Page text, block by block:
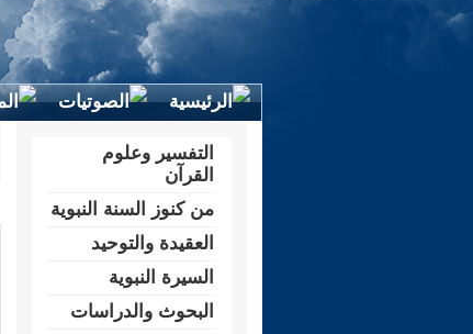
التفسير وعلوم
القرآن
من كنوز السنة النبوية
العقيدة والتوحيد
السيرة النبوية
البحوث والدراسات